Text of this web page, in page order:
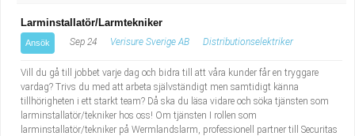
Larminstallatör/Larmtekniker
Ansök Sep 24 Verisure Sverige AB Distributionselektriker
Vill du gå till jobbet varje dag och bidra till att våra kunder får en tryggare
vardag? Trivs du med att arbeta självständigt men samtidigt känna
tillhörigheten i ett starkt team? Då ska du läsa vidare och söka tjänsten som
larminstallatör/tekniker hos oss! Om tjänsten I rollen som
larminstallatör/tekniker på Wermlandslarm, professionell partner till Securitas